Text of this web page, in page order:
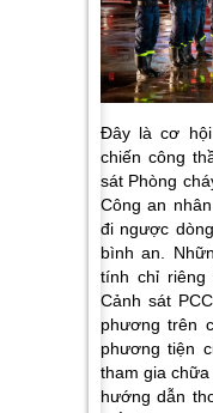
Đây là cơ
chiến công
sát Phòng
Công an
đi ngược
bình an.
tính chỉ riêng
Cảnh sát
phương trên
phương tiện
tham gia
hướng dẫn